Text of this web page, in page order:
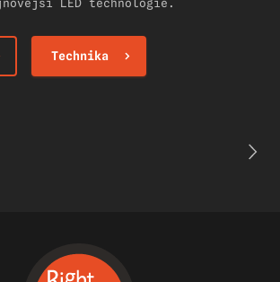
LED technologie.
Technika